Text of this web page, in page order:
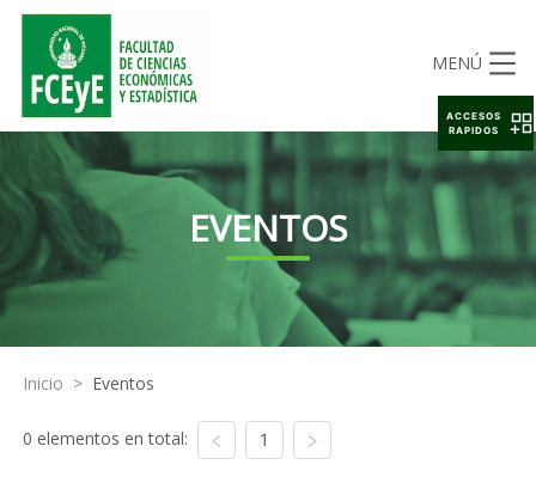
MENÚ
EVENTOS
Inicio > Eventos
0 elementos en total: 1
ACCESOS
RAPIDOS